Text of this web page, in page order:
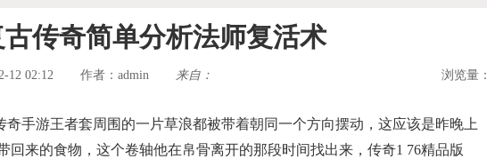
古传奇简单分析法师复活术
12 02:12 作者： admin 来自： 浏览量：
奇手游王者套周围的一片草浪都被带着朝同一个方向摆动，这应该是昨晚上
回来的食物，这个卷轴他在帛骨离开的那段时间找出来，传奇1 76精品版